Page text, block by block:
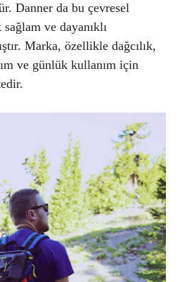
Danner da bu çevresel
ve dayanıklı
Marka, özellikle dağcılık,
ve günlük kullanım için